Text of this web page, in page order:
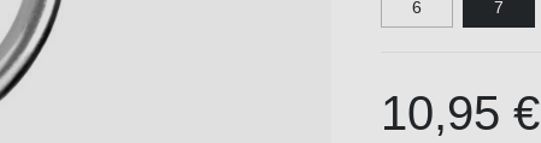
6 7
10,95 €